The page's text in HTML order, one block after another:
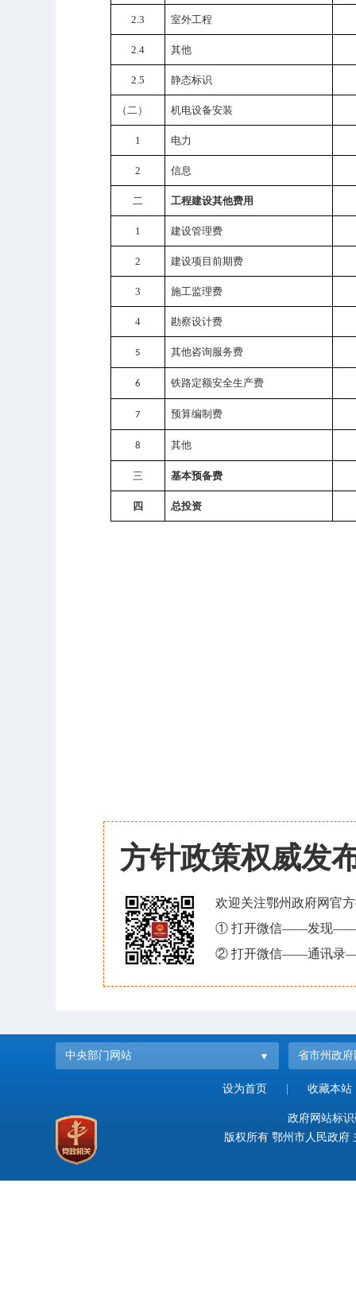
2.3 室外工程
2.4 其他
2.5 静态标识
（二） 机电设备安装
1 电力
2 信息
二 工程建设其他费用
1 建设管理费
2 建设项目前期费
3 施工监理费
4 勘察设计费
5 其他咨询服务费
6 铁路定额安全生产费
7 预算编制费
8 其他
三 基本预备费
四 总投资
方针政策权威发
欢迎关注鄂州政府网官
① 打开微信——发现——
② 打开微信——通讯录
中央部门网站 省市州政府
设为首页 收藏本站
政府网站标
版权所有 鄂州市人民政府